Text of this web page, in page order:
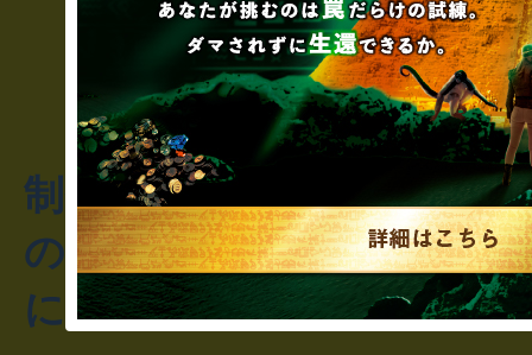
制作のご相談・コラボレ
のお客様からのご質問や
にお問い合わせください